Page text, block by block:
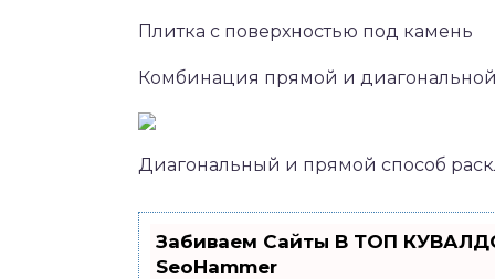
Плитка с поверхностью под камень
Комбинация прямой и
Диагональный и прямой способ
Забиваем Сайты В ТОП
SeoHammer